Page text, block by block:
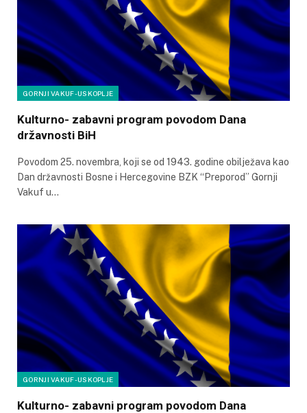
GORNJI VAKUF-USKOPLJE
Kulturno- zabavni program povodom Dana
državnosti BiH
Povodom 25. novembra, koji se od 1943. godine obilježava kao
Dan državnosti Bosne i Hercegovine BZK “Preporod” Gornji
Vakuf u…
GORNJI VAKUF-USKOPLJE
Kulturno- zabavni program povodom Dana